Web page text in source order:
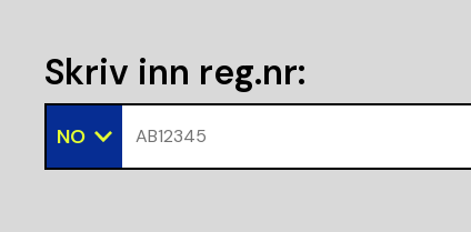
Skriv inn reg.nr:
NO AB12345